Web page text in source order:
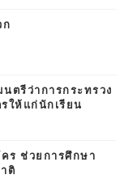
ก
ตรีว่าการกระทรวง
ให้แก่นักเรียน
ร ช่วยการศึกษา
ติ